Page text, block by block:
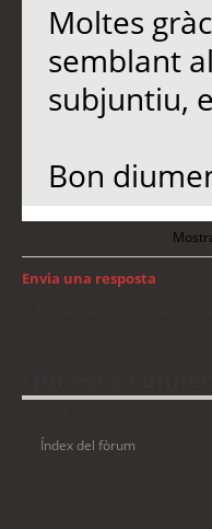
Moltes
semblant
subjuntiu,
Bon
Envia una resposta
Índex del fòrum